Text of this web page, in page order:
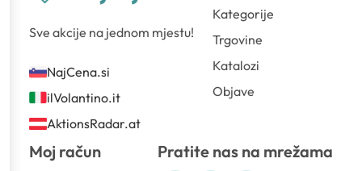
Sve akcije na jednom mjestu!
NajCena.si
ilVolantino.it
AktionsRadar.at
Kategorije
Trgovine
Katalozi
Objave
Moj račun Pratite nas na mrežama